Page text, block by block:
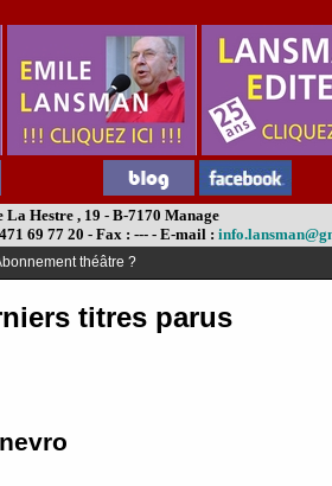
Hestre , 19 - B-7170 Manage
69 77 20 - Fax : --- - E-mail :
théâtre ?
titres parus